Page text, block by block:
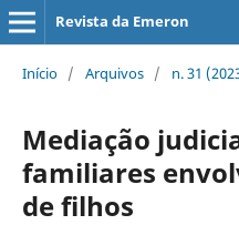
Revista da Emeron
Início / Arquivos / n. 31
Mediação
familiares
de filhos